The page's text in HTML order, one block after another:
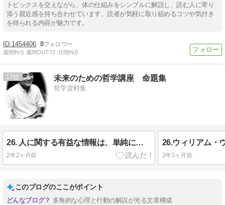
トピックスを交えながら、体の仕組みをシンプルに解説し、読む人に寄り
添う親近感を持ち合わせています。読者が気軽に取り組めるコツや気付き
を得られる内容が魅力です。
1454406 8
週間IN:0 週間OUT:72 月間IN:0
17 未来のための哲学講座 命題集
哲学資料集
26. 人に関する有益な情報は、単純に本人に尋ねることによって最も直接的に得られる可能性がある（ウォルター・ミシェル(1930-2018)
2年2ヶ月前 2年3ヶ月前
このブログのここがポイント
多角的な心理と行動の解説が光る文章構成